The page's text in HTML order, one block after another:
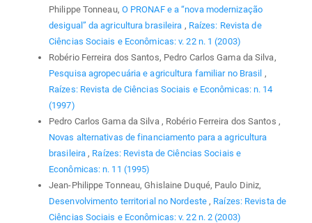
Philippe Tonneau, O PRONAF e a “nova modernização
desigual” da agricultura brasileira , Raízes: Revista de
Ciências Sociais e Econômicas: v. 22 n. 1 (2003)
Robério Ferreira dos Santos, Pedro Carlos Gama da Silva,
Pesquisa agropecuária e agricultura familiar no Brasil ,
Raízes: Revista de Ciências Sociais e Econômicas: n. 14
(1997)
Pedro Carlos Gama da Silva , Robério Ferreira dos Santos ,
Novas alternativas de financiamento para a agricultura
brasileira , Raízes: Revista de Ciências Sociais e
Econômicas: n. 11 (1995)
Jean-Philippe Tonneau, Ghislaine Duqué, Paulo Diniz,
Desenvolvimento territorial no Nordeste , Raízes: Revista de
Ciências Sociais e Econômicas: v. 22 n. 2 (2003)